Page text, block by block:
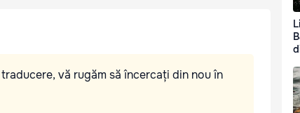
vă rugăm să încercați din nou în